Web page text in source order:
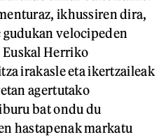
ikhussiren dira,
gudukan velocipeden
Euskal Herriko
irakasle eta ikertzaileak
agertutako
bat ondu du
hastapenak markatu